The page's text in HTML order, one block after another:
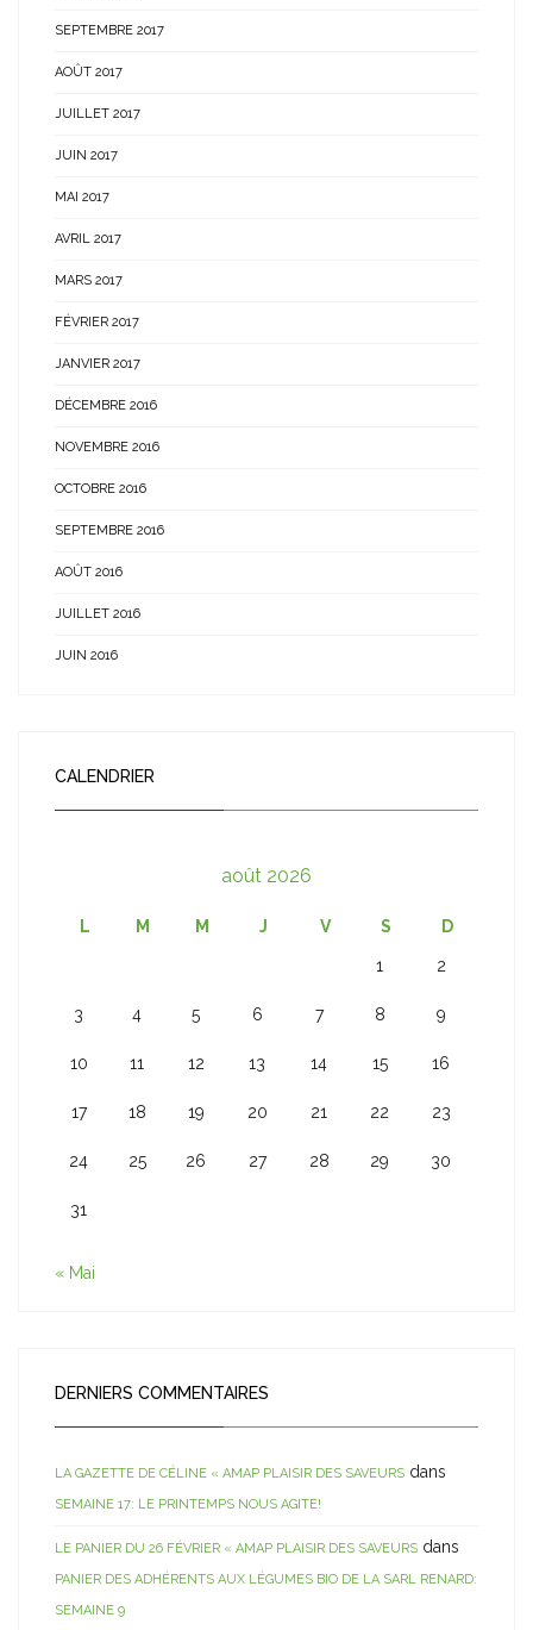
SEPTEMBRE 2017
AOÛT 2017
JUILLET 2017
JUIN 2017
MAI 2017
AVRIL 2017
MARS 2017
FÉVRIER 2017
JANVIER 2017
DÉCEMBRE 2016
NOVEMBRE 2016
OCTOBRE 2016
SEPTEMBRE 2016
AOÛT 2016
JUILLET 2016
JUIN 2016
CALENDRIER
août 2026
L M M J V S D
1 2
3 4 5 6 7 8 9
10 11 12 13 14 15 16
17 18 19 20 21 22 23
24 25 26 27 28 29 30
31
« Mai
DERNIERS COMMENTAIRES
LA GAZETTE DE CÉLINE « AMAP PLAISIR DES SAVEURS dans
SEMAINE 17: LE PRINTEMPS NOUS AGITE!
LE PANIER DU 26 FÉVRIER « AMAP PLAISIR DES SAVEURS dans
PANIER DES ADHÉRENTS AUX LÉGUMES BIO DE LA SARL RENARD:
SEMAINE 9